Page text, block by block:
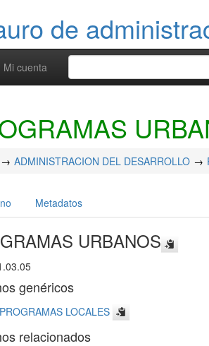
de
Mi cuenta
ADMINISTRACION DEL DESARROLLO
Metadatos
URBANOS
genéricos
PROGRAMAS LOCALES
relacionados